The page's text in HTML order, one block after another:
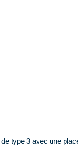
type 3 avec une